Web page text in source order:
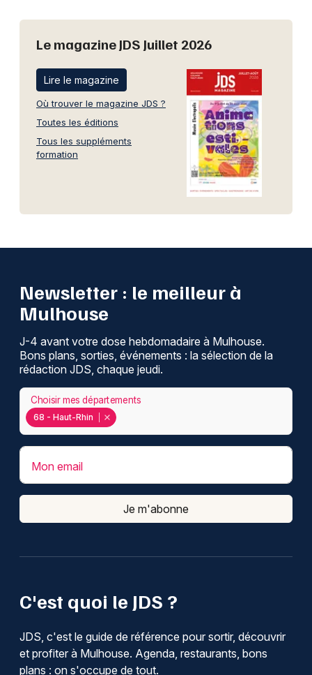
Le magazine JDS Juillet 2026
Lire le magazine
Où trouver le magazine JDS ?
Toutes les éditions
Tous les suppléments
formation
C'est quoi le JDS ?
JDS, c'est le guide de référence pour sortir, découvrir
et profiter à Mulhouse. Agenda, restaurants, bons
plans : on s'occupe de tout.
Newsletter : le meilleur à
Mulhouse
J-4 avant votre dose hebdomadaire à Mulhouse.
Bons plans, sorties, événements : la sélection de la
rédaction JDS, chaque jeudi.
68 - Haut-Rhin
Choisir mes départements
Mon email
Je m'abonne